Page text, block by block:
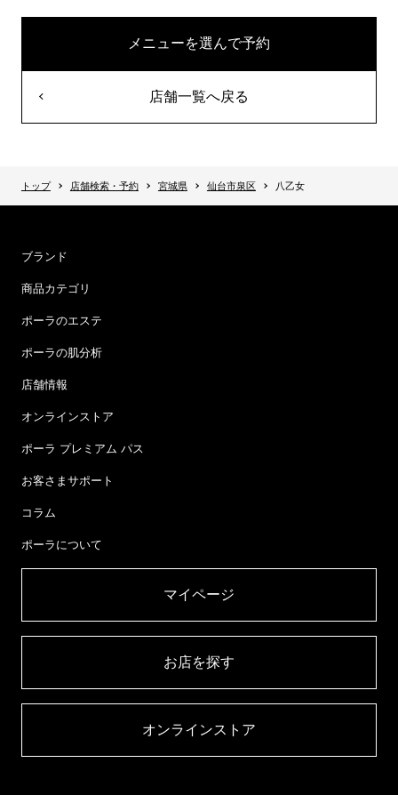
メニューを選んで予約
店舗一覧へ戻る
トップ 店舗検索・予約 宮城県 仙台市泉区 八乙女
ブランド
商品カテゴリ
ポーラのエステ
ポーラの肌分析
店舗情報
オンラインストア
ポーラ プレミアム パス
お客さまサポート
コラム
ポーラについて
マイページ​
お店を探す​
オンラインストア​